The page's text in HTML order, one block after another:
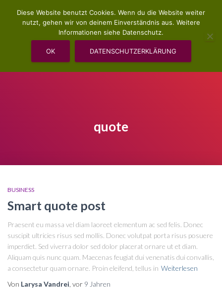
quote
BUSINESS
Smart quote post
Praesent eu massa vel diam laoreet elementum ac sed felis. Donec
suscipit ultricies risus sed mollis. Donec volutpat porta risus posuere
imperdiet. Sed viverra dolor sed dolor placerat ornare ut et diam.
Aliquam quis nunc quam. Maecenas feugiat dui venenatis dui convallis,
a consectetur quam ornare. Proin eleifend, tellus in Weiterlesen
Von Larysa Vandrei , vor 9 Jahren
Diese Website benutzt Cookies. Wenn du die Website weiter
nutzt, gehen wir von deinem Einverständnis aus. Weitere
Informationen siehe Datenschutz.
OK DATENSCHUTZERKLÄRUNG